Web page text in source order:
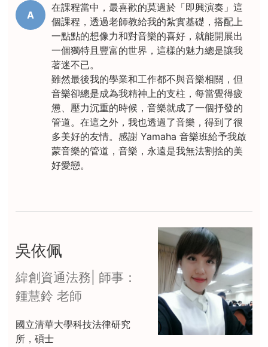
A
在課程當中，最喜歡的莫過於「即興演奏」這
個課程，透過老師教給我的紮實基礎，搭配上
一點點的想像力和對音樂的喜好，就能開展出
一個獨特且豐富的世界，這樣的魅力總是讓我
著迷不已。
雖然最後我的學業和工作都不與音樂相關，但
音樂卻總是成為我精神上的支柱，每當覺得疲
憊、壓力沉重的時候，音樂就成了一個抒發的
管道。在這之外，我也透過了音樂，得到了很
多美好的友情。感謝 Yamaha 音樂班給予我啟
蒙音樂的管道，音樂，永遠是我無法割捨的美
好愛戀。
吳依佩
緯創資通法務| 師事：
鍾慧鈴 老師
國立清華大學科技法律研究
所，碩士